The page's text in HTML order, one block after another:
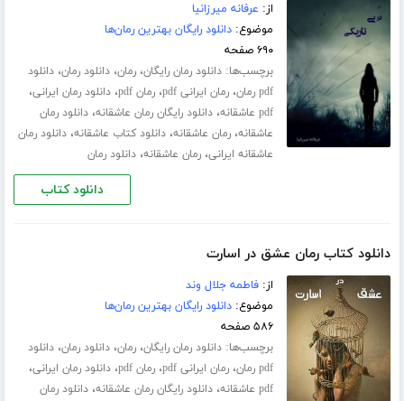
از: عرفانه میرزانیا
موضوع:دانلود رایگان بهترین رمان‌ها
۶۹۰ صفحه
برچسب‌ها:دانلود رمان رایگان،رمان،دانلود رمان،دانلود
pdf رمان
،رمان ایرانی pdf ،رمان pdf ،دانلود رمان ایرانی،
pdf عاشقانه ،دانلود رایگان رمان عاشقانه،دانلود رمان
عاشقانه،رمان عاشقانه،دانلود کتاب عاشقانه،دانلود رمان
عاشقانه ایرانی،رمان عاشقانه،دانلود رمان
دانلود کتاب
دانلود کتاب رمان عشق در اسارت
از:فاطمه جلال‌ وند
موضوع:دانلود رایگان بهترین رمان‌ها
۵۸۶ صفحه
برچسب‌ها:دانلود رمان رایگان،رمان،دانلود رمان،دانلود
pdf رمان
،رمان ایرانی pdf ،رمان pdf ،دانلود رمان ایرانی،
pdf عاشقانه ،دانلود رایگان رمان عاشقانه،دانلود رمان